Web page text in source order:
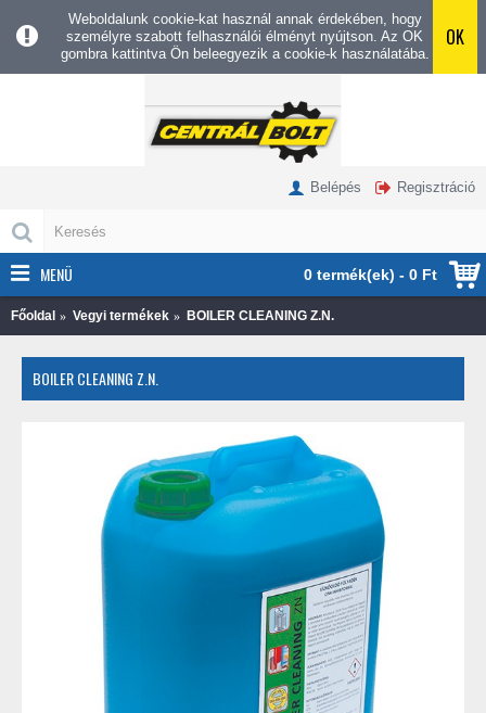
Weboldalunk cookie-kat használ annak érdekében, hogy
személyre szabott felhasználói élményt nyújtson. Az OK
gombra kattintva Ön beleegyezik a cookie-k használatába.
OK
0 termék(ek) - 0 Ft
Belépés Regisztráció
MENÜ
Főoldal Vegyi termékek BOILER CLEANING Z.N.
BOILER CLEANING Z.N.